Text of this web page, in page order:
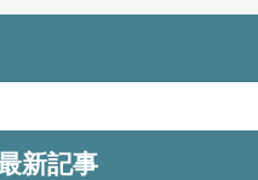
新記事